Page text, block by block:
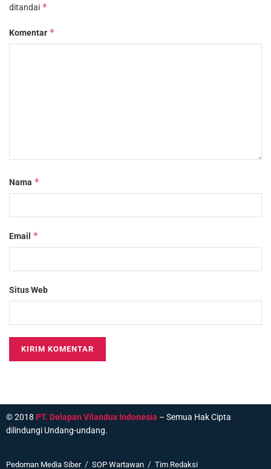
ditandai *
Komentar *
Nama *
Email *
Situs Web
© 2018 PT. Delapan Vilandux Indonesia – Semua Hak Cipta
dilindungi Undang-undang.
Pedoman Media Siber SOP Wartawan Tim Redaksi